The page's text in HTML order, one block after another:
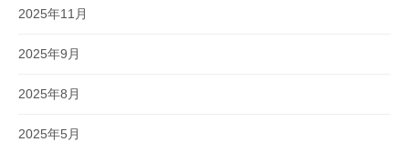
2025年11月
2025年9月
2025年8月
2025年5月